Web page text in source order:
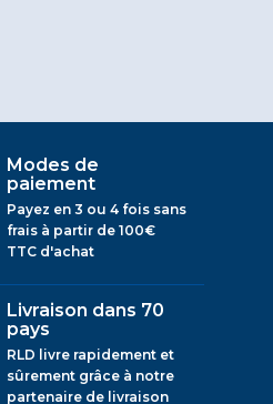
Modes de
paiement
Payez en 3 ou 4 fois sans
frais à partir de 100€
TTC d'achat
Livraison dans 70
pays
RLD livre rapidement et
sûrement grâce à notre
partenaire de livraison